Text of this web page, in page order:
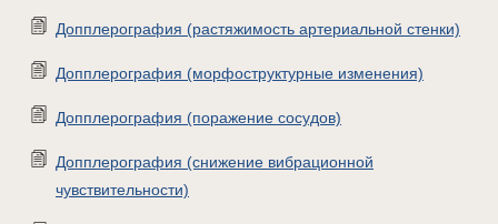
Допплерография (растяжимость артериальной стенки)
Допплерография (морфоструктурные изменения)
Допплерография (поражение сосудов)
Допплерография (снижение вибрационной
чувствительности)